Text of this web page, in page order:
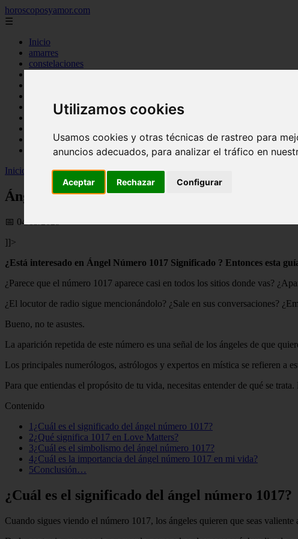
Utilizamos cookies
Usamos cookies y otras técnicas de rastreo para
anuncios adecuados, para analizar el tráfico en
Aceptar Rechazar Configurar
horoscoposyamor.com
☰
Inicio
amarres
constelaciones
numerologia
personajes mitologicos
significado de los suenos
simbologia
Inicio
horoscopos >Ángel número 1017 - Significado y Simbolismo
Ángel número 1017 - Significado y Simbolismo
📅 04/09/2025
]]>
¿Está interesado en Ángel Número 1017 Significado ? Entonces esta
¿Parece que el número 1017 aparece casi en todos los sitios donde vas?
¿El locutor de radio sigue mencionándolo? ¿Sale en sus conversaciones?
Bueno, no te asustes.
La aparición repetida de este número es una señal de los ángeles de que
Los principales numerólogos, astrólogos y expertos en mística se refieren a
Para que entiendas el propósito de tu vida, necesitas entender de qué se
Contenido
1¿Cuál es el significado del ángel número 1017?
2¿Qué significa 1017 en Love Matters?
3¿Cuál es el simbolismo del ángel número 1017?
4¿Cuál es la importancia del ángel número 1017 en mi vida?
5Conclusión…
¿Cuál es el significado del ángel número 1017?
Cuando sigues viendo el número 1017, los ángeles quieren que seas